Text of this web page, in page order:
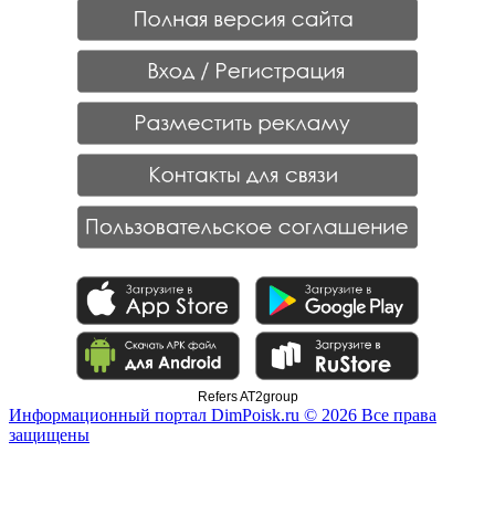
Refers AT2group
Информационный портал DimPoisk.ru © 2026 Все права
защищены